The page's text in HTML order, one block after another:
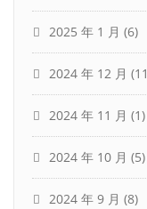
2025 年 1 月 (6)
2024 年 12 月
2024 年 11 月 (1)
2024 年 10 月 (5)
2024 年 9 月 (8)